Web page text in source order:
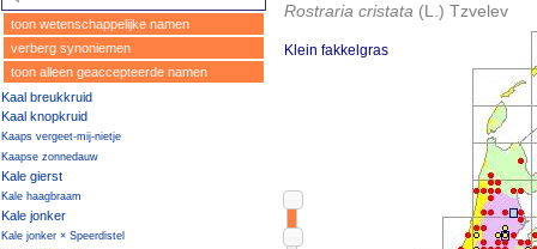
toon wetenschappelijke namen
verberg synoniemen
toon alleen geaccepteerde namen
Kaal breukkruid
Kaal knopkruid
Kaaps vergeet-mij-nietje
Kaapse zonnedauw
Kale gierst
Kale haagbraam
Kale jonker
Kale jonker × Speerdistel
Rostraria cristata (L.) Tzvelev
Klein fakkelgras